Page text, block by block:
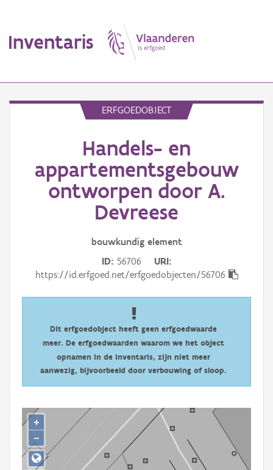
Inventaris
Aanduidingsobject
Waarneming
Persoon of collectief
ERFGOEDOBJECT
Handels- en
appartementsgebouw
ontworpen door A.
Devreese
bouwkundig element
ID 56706
URI
https://id.erfgoed.net/erfgoedobjecten/56706
Dit erfgoedobject heeft geen erfgoedwaarde
meer. De erfgoedwaarden waarom we het object
opnamen in de inventaris, zijn niet meer
aanwezig, bijvoorbeeld door verbouwing of sloop.
+
−